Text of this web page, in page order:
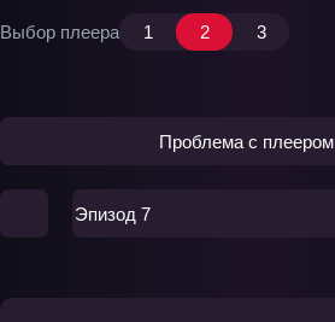
Выбор плеера 1 2 3
Проблема с плеером
Эпизод 7